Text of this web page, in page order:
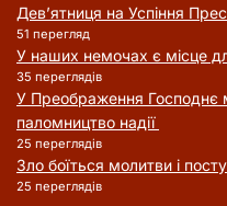
Дев’ятниця на Успіння
51 перегляд
У наших немочах є місце
35 переглядів
У Преображення Господнє
паломництво надії
25 переглядів
Зло боїться молитви і посту
25 переглядів